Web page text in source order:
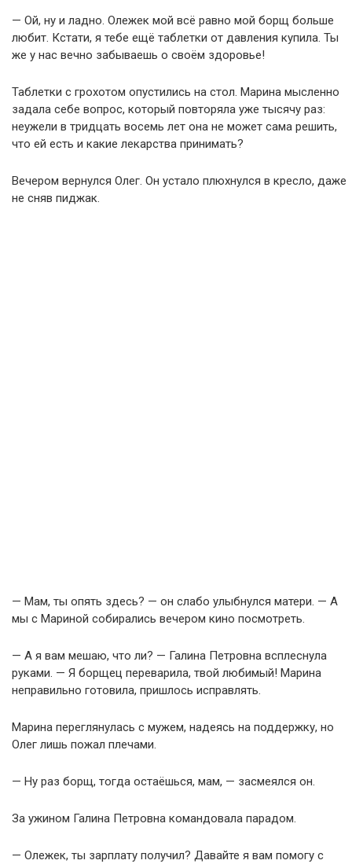
— Ой, ну и ладно. Олежек мой всё равно мой борщ больше
любит. Кстати, я тебе ещё таблетки от давления купила. Ты
же у нас вечно забываешь о своём здоровье!
Таблетки с грохотом опустились на стол. Марина мысленно
задала себе вопрос, который повторяла уже тысячу раз:
неужели в тридцать восемь лет она не может сама решить,
что ей есть и какие лекарства принимать?
Вечером вернулся Олег. Он устало плюхнулся в кресло, даже
не сняв пиджак.
— Мам, ты опять здесь? — он слабо улыбнулся матери. — А
мы с Мариной собирались вечером кино посмотреть.
— А я вам мешаю, что ли? — Галина Петровна всплеснула
руками. — Я борщец переварила, твой любимый! Марина
неправильно готовила, пришлось исправлять.
Марина переглянулась с мужем, надеясь на поддержку, но
Олег лишь пожал плечами.
— Ну раз борщ, тогда остаёшься, мам, — засмеялся он.
За ужином Галина Петровна командовала парадом.
— Олежек, ты зарплату получил? Давайте я вам помогу с